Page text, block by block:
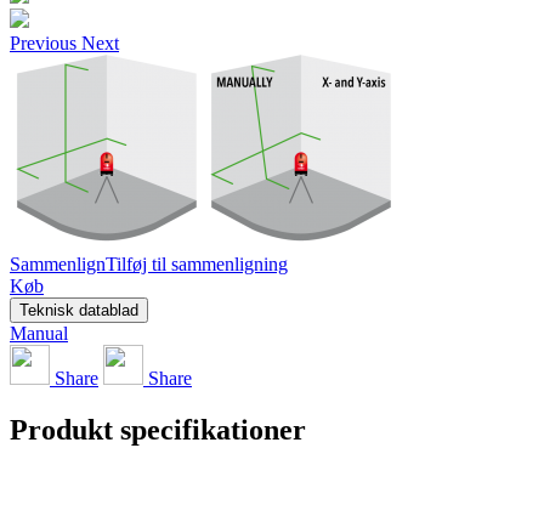
Previous Next
SammenlignTilføj til sammenligning
Køb
Teknisk datablad
Manual
Share Share
Produkt specifikationer